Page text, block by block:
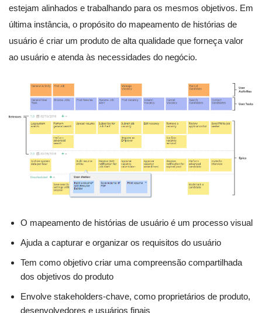
estejam alinhados e trabalhando para os mesmos objetivos. Em
última instância, o propósito do mapeamento de histórias de
usuário é criar um produto de alta qualidade que forneça valor
ao usuário e atenda às necessidades do negócio.
O mapeamento de histórias de usuário é um processo visual
Ajuda a capturar e organizar os requisitos do usuário
Tem como objetivo criar uma compreensão compartilhada
dos objetivos do produto
Envolve stakeholders-chave, como proprietários de produto,
desenvolvedores e usuários finais